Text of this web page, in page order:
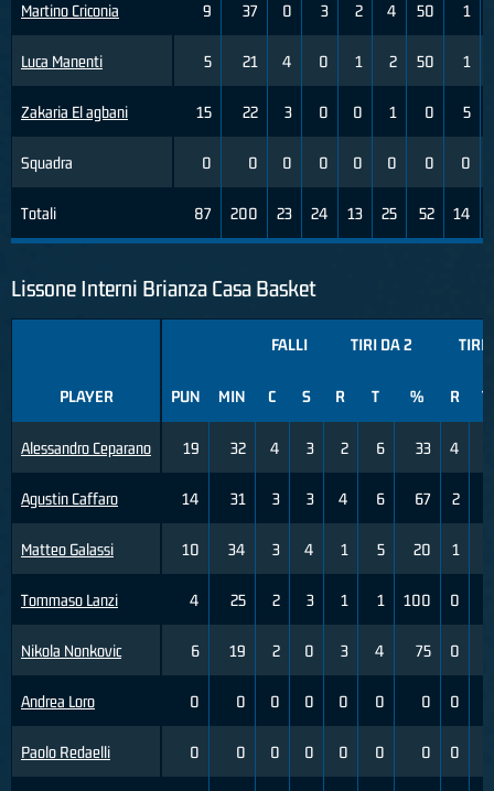
Martino Criconia
Luca Manenti
Zakaria El agbani
Squadra
Totali
9 37 0 3 2 4 50 1
5 21 4 0 1 2 50 1
15 22 3 0 0 1 0 5
0 0 0 0 0 0 0 0
87 200 23 24 13 25 52 14
Lissone Interni Brianza Casa Basket
PLAYER
Alessandro Ceparano
Agustin Caffaro
Matteo Galassi
Tommaso Lanzi
Nikola Nonkovic
Andrea Loro
Paolo Redaelli
FALLI TIRI DA 2 TIRI
PUN MIN C S R T % R T
19 32 4 3 2 6 33 4
14 31 3 3 4 6 67 2
10 34 3 4 1 5 20 1
4 25 2 3 1 1 100 0
6 19 2 0 3 4 75 0
0 0 0 0 0 0 0 0
0 0 0 0 0 0 0 0